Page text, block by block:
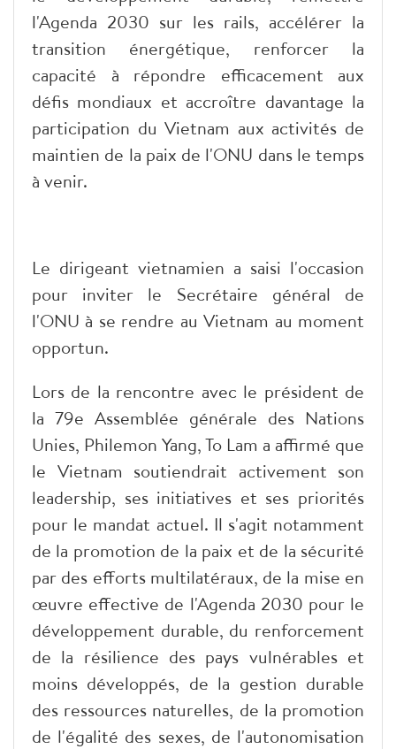
l'Agenda 2030 sur les rails, accélérer la
transition énergétique, renforcer la
capacité à répondre efficacement aux
défis mondiaux et accroître davantage la
participation du Vietnam aux activités de
maintien de la paix de l'ONU dans le temps
à venir.
Le dirigeant vietnamien a saisi l'occasion
pour inviter le Secrétaire général de
l'ONU à se rendre au Vietnam au moment
opportun.
Lors de la rencontre avec le président de
la 79e Assemblée générale des Nations
Unies, Philemon Yang, To Lam a affirmé que
le Vietnam soutiendrait activement son
leadership, ses initiatives et ses priorités
pour le mandat actuel. Il s'agit notamment
de la promotion de la paix et de la sécurité
par des efforts multilatéraux, de la mise en
œuvre effective de l'Agenda 2030 pour le
développement durable, du renforcement
de la résilience des pays vulnérables et
moins développés, de la gestion durable
des ressources naturelles, de la promotion
de l'égalité des sexes, de l'autonomisation